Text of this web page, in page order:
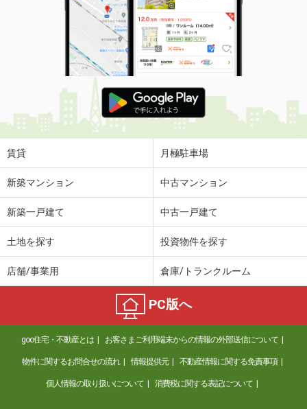
賃貸 月極駐車場
新築マンション 中古マンション
新築一戸建て 中古一戸建て
土地を探す 投資物件を探す
店舗/事業用 倉庫/トランクルーム
PC版へ
goo住宅・不動産とは お客さまご利用端末からの情報の外部送信について
物件に関するお問合せの流れ 情報提供元 不動産情報に関する免責事項
個人情報の取り扱いについて 消費税に関する表記について